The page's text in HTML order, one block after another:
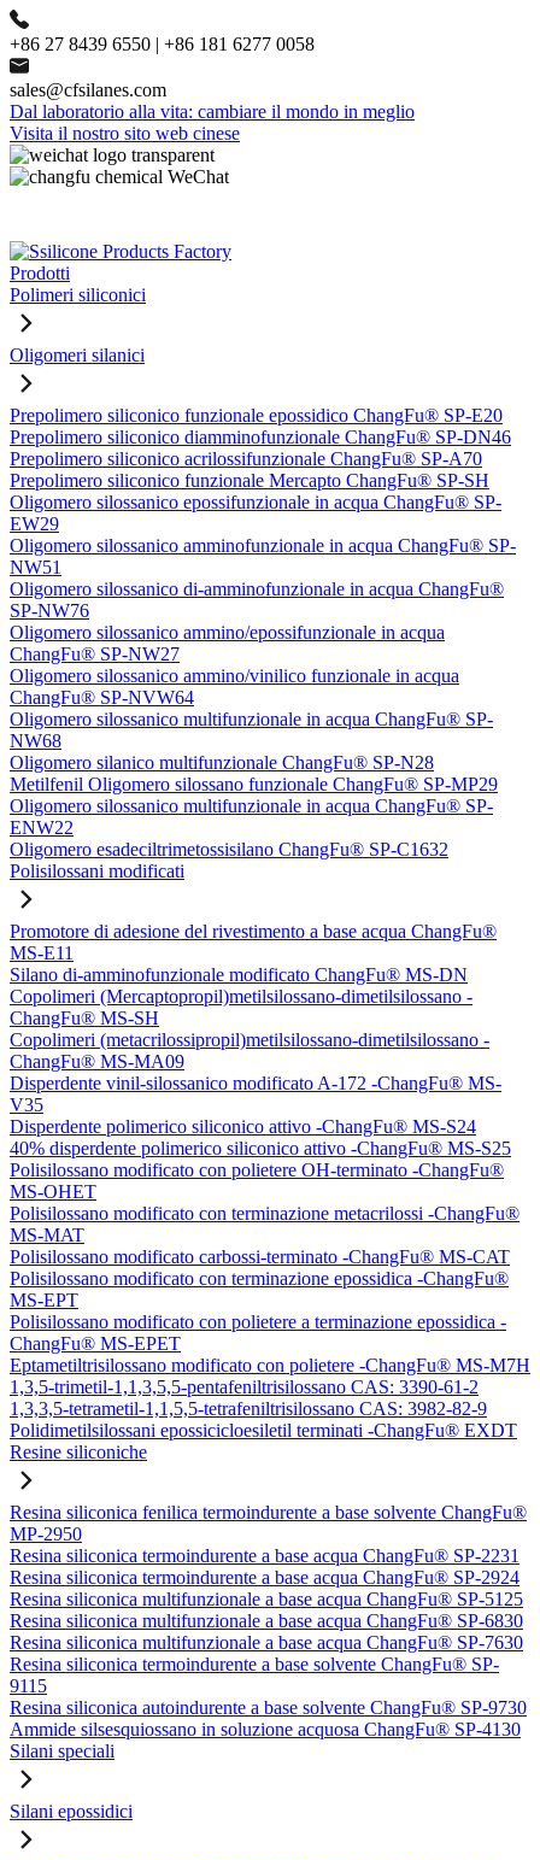
+86 27 8439 6550 | +86 181 6277 0058
sales@cfsilanes.com
Dal laboratorio alla vita: cambiare il mondo in meglio
Visita il nostro sito web cinese
Prodotti
Polimeri siliconici
Oligomeri silanici
Prepolimero siliconico funzionale epossidico ChangFu® SP-E20
Prepolimero siliconico diamminofunzionale ChangFu® SP-DN46
Prepolimero siliconico acrilossifunzionale ChangFu® SP-A70
Prepolimero siliconico funzionale Mercapto ChangFu® SP-SH
Oligomero silossanico epossifunzionale in acqua ChangFu® SP-
EW29
Oligomero silossanico amminofunzionale in acqua ChangFu® SP-
NW51
Oligomero silossanico di-amminofunzionale in acqua ChangFu®
SP-NW76
Oligomero silossanico ammino/epossifunzionale in acqua
ChangFu® SP-NW27
Oligomero silossanico ammino/vinilico funzionale in acqua
ChangFu® SP-NVW64
Oligomero silossanico multifunzionale in acqua ChangFu® SP-
NW68
Oligomero silanico multifunzionale ChangFu® SP-N28
Metilfenil Oligomero silossano funzionale ChangFu® SP-MP29
Oligomero silossanico multifunzionale in acqua ChangFu® SP-
ENW22
Oligomero esadeciltrimetossisilano ChangFu® SP-C1632
Polisilossani modificati
Promotore di adesione del rivestimento a base acqua ChangFu®
MS-E11
Silano di-amminofunzionale modificato ChangFu® MS-DN
Copolimeri (Mercaptopropil)metilsilossano-dimetilsilossano -
ChangFu® MS-SH
Copolimeri (metacrilossipropil)metilsilossano-dimetilsilossano -
ChangFu® MS-MA09
Disperdente vinil-silossanico modificato A-172 -ChangFu® MS-
V35
Disperdente polimerico siliconico attivo -ChangFu® MS-S24
40% disperdente polimerico siliconico attivo -ChangFu® MS-S25
Polisilossano modificato con polietere OH-terminato -ChangFu®
MS-OHET
Polisilossano modificato con terminazione metacrilossi -ChangFu®
MS-MAT
Polisilossano modificato carbossi-terminato -ChangFu® MS-CAT
Polisilossano modificato con terminazione epossidica -ChangFu®
MS-EPT
Polisilossano modificato con polietere a terminazione epossidica -
ChangFu® MS-EPET
Eptametiltrisilossano modificato con polietere -ChangFu® MS-M7H
1,3,5-trimetil-1,1,3,5,5-pentafeniltrisilossano CAS: 3390-61-2
1,3,3,5-tetrametil-1,1,5,5-tetrafeniltrisilossano CAS: 3982-82-9
Polidimetilsilossani epossicicloesiletil terminati -ChangFu® EXDT
Resine siliconiche
Resina siliconica fenilica termoindurente a base solvente ChangFu®
MP-2950
Resina siliconica termoindurente a base acqua ChangFu® SP-2231
Resina siliconica termoindurente a base acqua ChangFu® SP-2924
Resina siliconica multifunzionale a base acqua ChangFu® SP-5125
Resina siliconica multifunzionale a base acqua ChangFu® SP-6830
Resina siliconica multifunzionale a base acqua ChangFu® SP-7630
Resina siliconica termoindurente a base solvente ChangFu® SP-
9115
Resina siliconica autoindurente a base solvente ChangFu® SP-9730
Ammide silsesquiossano in soluzione acquosa ChangFu® SP-4130
Silani speciali
Silani epossidici